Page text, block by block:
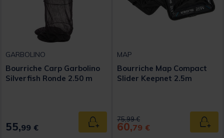
GARBOLINO
Bourriche Carp Garbolino
Silverfish Ronde 2.50 m
55,99 € Ajouter au panier
MAP
Bourriche Map Compact
Slider Keepnet 2.5m
Price reduced from
75,99 €to
60,79 €